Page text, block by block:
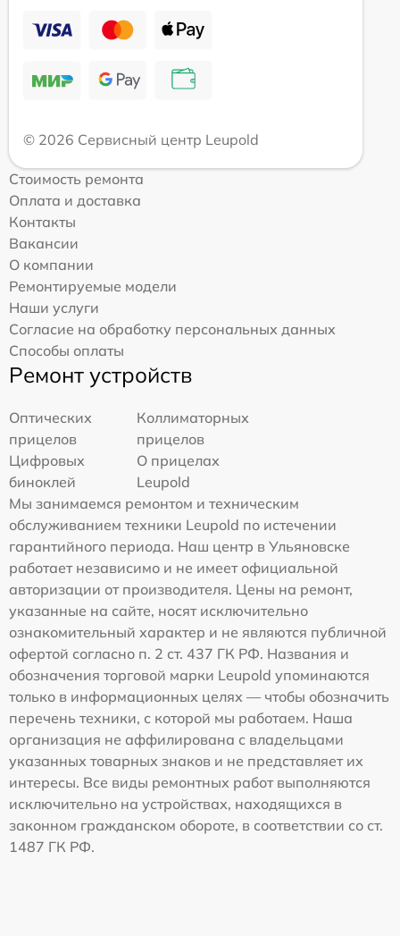
© 2026 Сервисный центр Leupold
Стоимость ремонта
Оплата и доставка
Контакты
Вакансии
О компании
Ремонтируемые модели
Наши услуги
Согласие на обработку персональных данных
Способы оплаты
Ремонт устройств
Оптических
прицелов
Коллиматорных
прицелов
Цифровых
биноклей
О прицелах
Leupold
Мы занимаемся ремонтом и техническим
обслуживанием техники Leupold по истечении
гарантийного периода. Наш центр в Ульяновске
работает независимо и не имеет официальной
авторизации от производителя. Цены на ремонт,
указанные на сайте, носят исключительно
ознакомительный характер и не являются публичной
офертой согласно п. 2 ст. 437 ГК РФ. Названия и
обозначения торговой марки Leupold упоминаются
только в информационных целях — чтобы обозначить
перечень техники, с которой мы работаем. Наша
организация не аффилирована с владельцами
указанных товарных знаков и не представляет их
интересы. Все виды ремонтных работ выполняются
исключительно на устройствах, находящихся в
законном гражданском обороте, в соответствии со ст.
1487 ГК РФ.